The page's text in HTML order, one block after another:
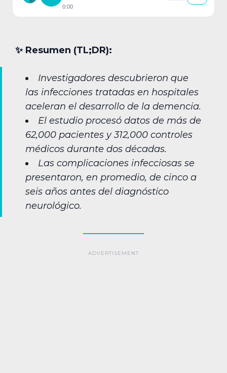
0:00
✨︎ Resumen (TL;DR):
Investigadores descubrieron que
las infecciones tratadas en hospitales
aceleran el desarrollo de la demencia.
El estudio procesó datos de más de
62,000 pacientes y 312,000 controles
médicos durante dos décadas.
Las complicaciones infecciosas se
presentaron, en promedio, de cinco a
seis años antes del diagnóstico
neurológico.